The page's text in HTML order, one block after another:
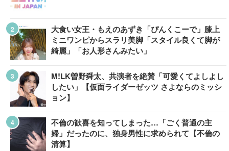
大食い女王・もえのあずき「ぴんくこーで」膝上
ミニワンピからスラリ美脚「スタイル良くて脚が
綺麗」「お人形さんみたい」
M!LK曽野舜太、共演者を絶賛「可愛くてよしよし
したい」【仮面ライダーゼッツ さよならのミッシ
ョン】
不倫の歓喜を知ってしまった…「ごく普通の主
婦」だったのに、独身男性に求められて【不倫の
清算】